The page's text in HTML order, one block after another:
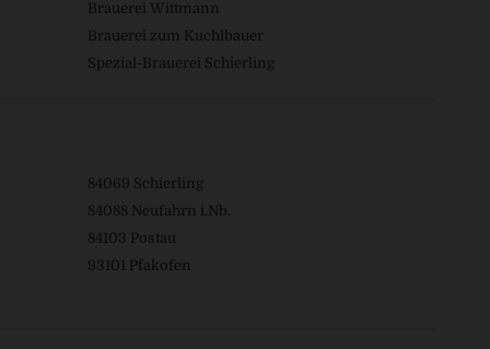
Brauerei Wittmann
Brauerei zum Kuchlbauer
Spezial-Brauerei Schierling
84069 Schierling
84088 Neufahrn i.Nb.
84103 Postau
93101 Pfakofen